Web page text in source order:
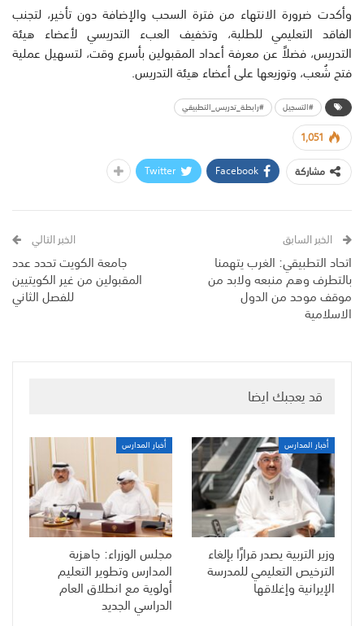
وأكدت ضرورة الانتهاء من فترة السحب والإضافة دون تأخير، لتجنب
الفاقد التعليمي للطلبة، وتخفيف العبء التدريسي لأعضاء هيئة
التدريس، فضلاً عن معرفة أعداد المقبولين بأسرع وقت، لتسهيل عملية
فتح شُعب، وتوزيعها على أعضاء هيئة التدريس.
#التسجيل #رابطة_تدريس_التطبيقي
1,051
مشاركة
Facebook
Twitter
الخبر السابق
اتحاد التطبيقي: الغرب يتهمنا
بالتطرف وهم منبعه ولابد من
موقف موحد من الدول
الاسلامية
الخبر التالي
جامعة الكويت تحدد عدد
المقبولين من غير الكويتيين
للفصل الثاني
قد يعجبك ايضا
أخبار المدارس
وزير التربية يصدر قرارًا بإلغاء
الترخيص التعليمي للمدرسة
الإيرانية وإغلاقها
أخبار المدارس
مجلس الوزراء: جاهزية
المدارس وتطوير التعليم
أولوية مع انطلاق العام
الدراسي الجديد